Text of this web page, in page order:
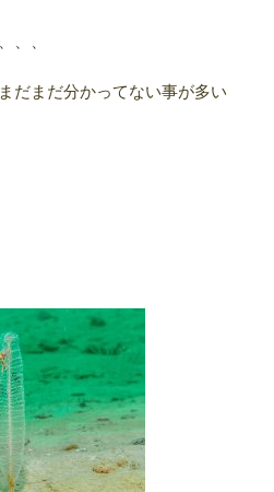
、、
だまだ分かってない事が多い